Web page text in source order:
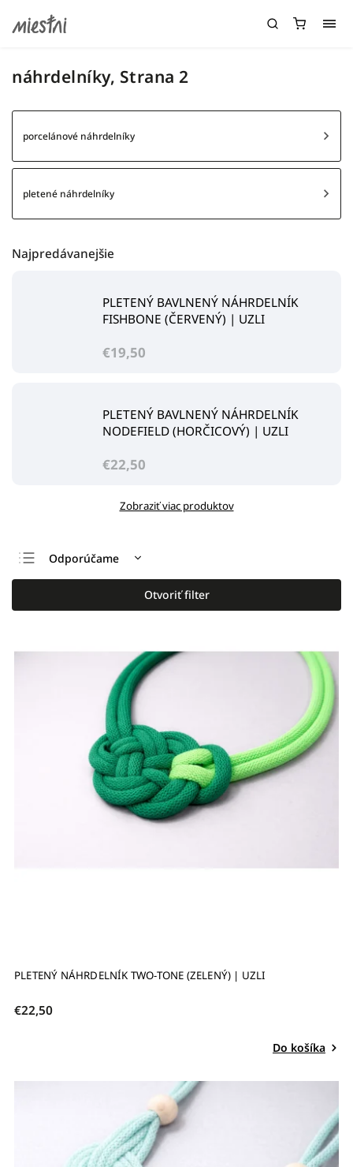
náhrdelníky, Strana 2
porcelánové náhrdelníky
pletené náhrdelníky
Najpredávanejšie
PLETENÝ BAVLNENÝ NÁHRDELNÍK
FISHBONE (ČERVENÝ) | UZLI
€19,50
PLETENÝ BAVLNENÝ NÁHRDELNÍK
NODEFIELD (HORČICOVÝ) | UZLI
€22,50
Zobraziť viac produktov
Odporúčame
Najlacnejšie
Najdrahšie
Otvoriť filter
PLETENÝ NÁHRDELNÍK TWO-TONE (ZELENÝ) | UZLI
€22,50
Do košíka